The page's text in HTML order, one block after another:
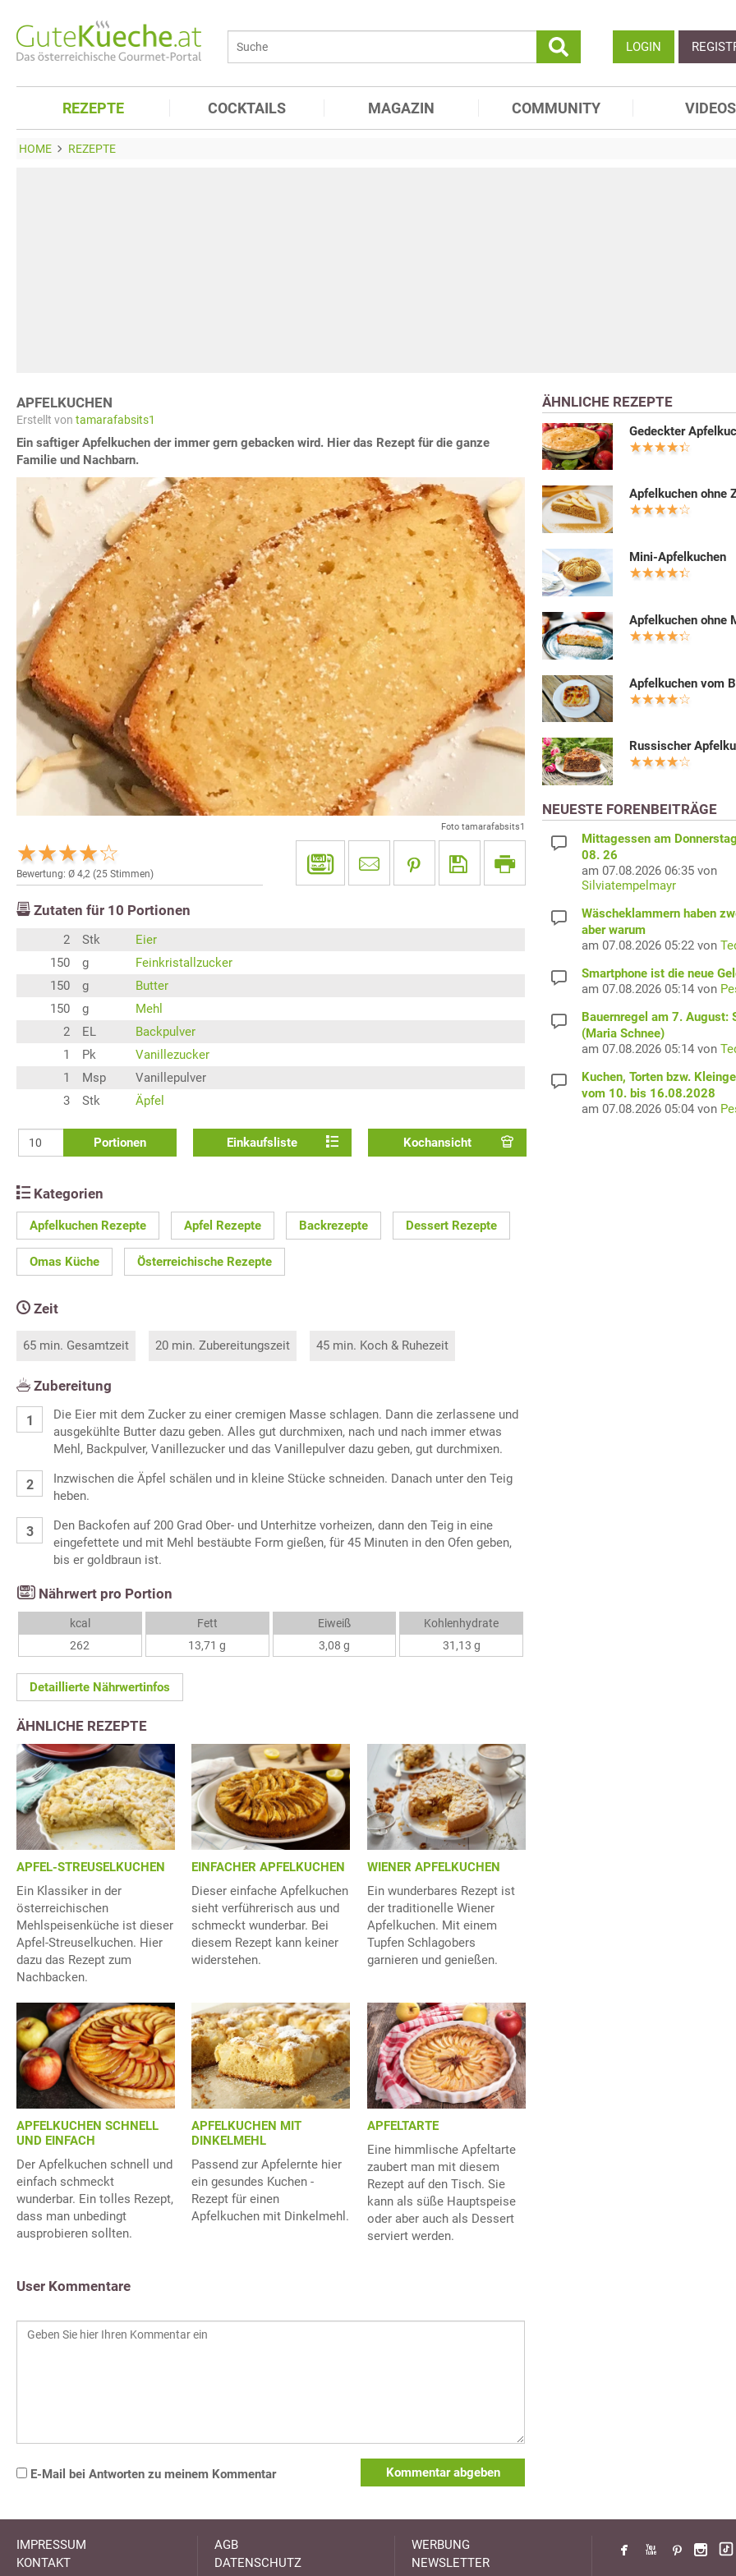
LOGIN
REZEPTE COCKTAILS MAGAZIN COMMUNITY VIDEOS
HOME REZEPTE
APFELKUCHEN
Erstellt von tamarafabsits1
Ein saftiger Apfelkuchen der immer gern gebacken wird. Hier das Rezept für die ganze
Familie und Nachbarn.
Foto tamarafabsits1
Bewertung: Ø 4,2 (25 Stimmen)
Zutaten für 10 Portionen
2 Stk
Eier
150
g
Feinkristallzucker
150
g
Butter
150
g
Mehl
2
EL
Backpulver
1
Pk
Vanillezucker
1
Msp
Vanillepulver
3
Stk Äpfel
Portionen Einkaufsliste Kochansicht
Kategorien
Apfelkuchen Rezepte Apfel Rezepte Backrezepte Dessert Rezepte
Omas Küche Österreichische Rezepte
Zeit
65 min. Gesamtzeit 20 min. Zubereitungszeit 45 min. Koch & Ruhezeit
Zubereitung
Die Eier mit dem Zucker zu einer cremigen Masse schlagen. Dann die zerlassene und
ausgekühlte Butter dazu geben. Alles gut durchmixen, nach und nach immer etwas
Mehl, Backpulver, Vanillezucker und das Vanillepulver dazu geben, gut durchmixen.
Inzwischen die Äpfel schälen und in kleine Stücke schneiden. Danach unter den Teig
heben.
Den Backofen auf 200 Grad Ober- und Unterhitze vorheizen, dann den Teig in eine
eingefettete und mit Mehl bestäubte Form gießen, für 45 Minuten in den Ofen geben,
bis er goldbraun ist.
Nährwert pro Portion
kcal
262
Fett
13,71 g
Eiweiß
3,08 g
Kohlenhydrate
31,13 g
Detaillierte Nährwertinfos
ÄHNLICHE REZEPTE
APFEL-STREUSELKUCHEN
Ein Klassiker in der
österreichischen
Mehlspeisenküche ist dieser
Apfel-Streuselkuchen. Hier
dazu das Rezept zum
Nachbacken.
EINFACHER APFELKUCHEN
Dieser einfache Apfelkuchen
sieht verführerisch aus und
schmeckt wunderbar. Bei
diesem Rezept kann keiner
widerstehen.
WIENER APFELKUCHEN
Ein wunderbares Rezept ist
der traditionelle Wiener
Apfelkuchen. Mit einem
Tupfen Schlagobers
garnieren und genießen.
APFELKUCHEN SCHNELL
UND EINFACH
Der Apfelkuchen schnell und
einfach schmeckt
wunderbar. Ein tolles Rezept,
dass man unbedingt
ausprobieren sollten.
APFELKUCHEN MIT
DINKELMEHL
Passend zur Apfelernte hier
ein gesundes Kuchen -
Rezept für einen
Apfelkuchen mit Dinkelmehl.
APFELTARTE
Eine himmlische Apfeltarte
zaubert man mit diesem
Rezept auf den Tisch. Sie
kann als süße Hauptspeise
oder aber auch als Dessert
serviert werden.
User Kommentare
E-Mail bei Antworten zu meinem Kommentar Kommentar abgeben
ÄHNLICHE REZEPTE
Gedeckter
Apfelkuchen ohne
Mini-Apfelkuchen
Apfelkuchen ohne
Apfelkuchen vom
Russischer
NEUESTE FORENBEITRÄGE
Mittagessen am
08. 26
am 07.08.2026 06:35 von
Silviatempelmayr
Wäscheklammern haben
aber warum
am 07.08.2026 05:22 von
Smartphone ist die neue
am 07.08.2026 05:14 von
Bauernregel am 7. August:
(Maria Schnee)
am 07.08.2026 05:14 von
Kuchen, Torten bzw.
vom 10. bis 16.08.2028
am 07.08.2026 05:04 von
IMPRESSUM
KONTAKT
AGB
DATENSCHUTZ
WERBUNG
NEWSLETTER